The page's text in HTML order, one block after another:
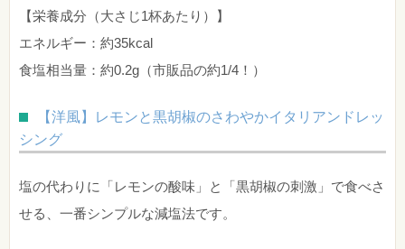
【栄養成分（大さじ1杯あたり）】
エネルギー：約35kcal
食塩相当量：約0.2g（市販品の約1/4！）
【洋風】レモンと黒胡椒のさわやかイタリアンドレッ
シング
塩の代わりに「レモンの酸味」と「黒胡椒の刺激」で食べさ
せる、一番シンプルな減塩法です。